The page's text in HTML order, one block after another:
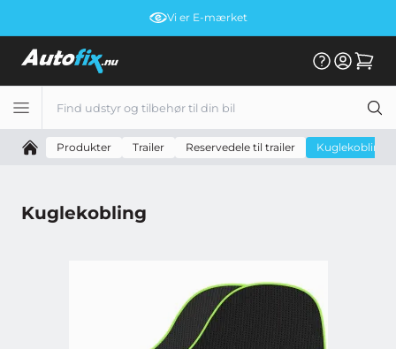
Produkter Trailer Reservedele til trailer Kuglekobling
Kuglekobling